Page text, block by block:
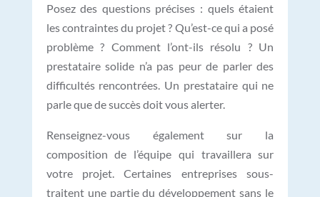
Posez des questions précises : quels étaient
les contraintes du projet ? Qu’est-ce qui a posé
problème ? Comment l’ont-ils résolu ? Un
prestataire solide n’a pas peur de parler des
difficultés rencontrées. Un prestataire qui ne
parle que de succès doit vous alerter.
Renseignez-vous également sur la
composition de l’équipe qui travaillera sur
votre projet. Certaines entreprises sous-
traitent une partie du développement sans le